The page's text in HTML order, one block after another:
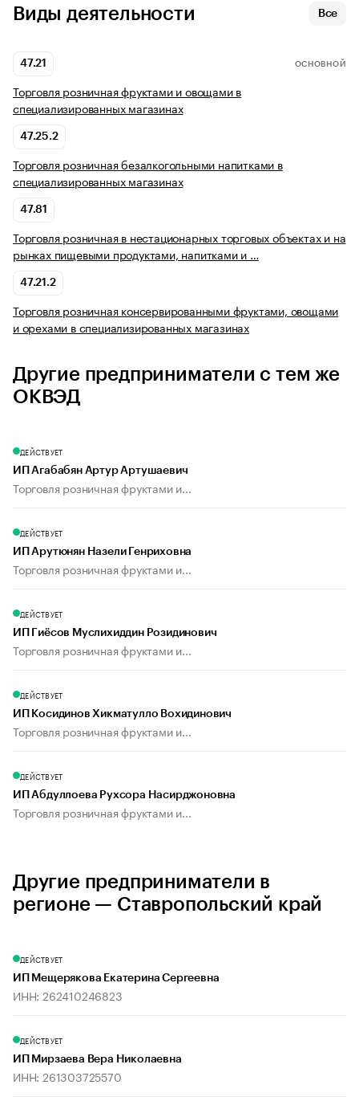
Виды деятельности Все
47.21 ОСНОВНОЙ
Торговля розничная фруктами и овощами в
специализированных магазинах
47.25.2
Торговля розничная безалкогольными напитками в
специализированных магазинах
47.81
Торговля розничная в нестационарных торговых объектах и на
рынках пищевыми продуктами, напитками и …
47.21.2
Торговля розничная консервированными фруктами, овощами
и орехами в специализированных магазинах
Другие предприниматели с тем же
ОКВЭД
ДЕЙСТВУЕТ
ИП Агабабян Артур Артушаевич
Торговля розничная фруктами и...
ДЕЙСТВУЕТ
ИП Арутюнян Назели Генриховна
Торговля розничная фруктами и...
ДЕЙСТВУЕТ
ИП Гиёсов Муслихиддин Розидинович
Торговля розничная фруктами и...
ДЕЙСТВУЕТ
ИП Косидинов Хикматулло Вохидинович
Торговля розничная фруктами и...
ДЕЙСТВУЕТ
ИП Абдуллоева Рухсора Насирджоновна
Торговля розничная фруктами и...
Другие предприниматели в
регионе — Ставропольский край
ДЕЙСТВУЕТ
ИП Мещерякова Екатерина Сергеевна
ИНН: 262410246823
ДЕЙСТВУЕТ
ИП Мирзаева Вера Николаевна
ИНН: 261303725570